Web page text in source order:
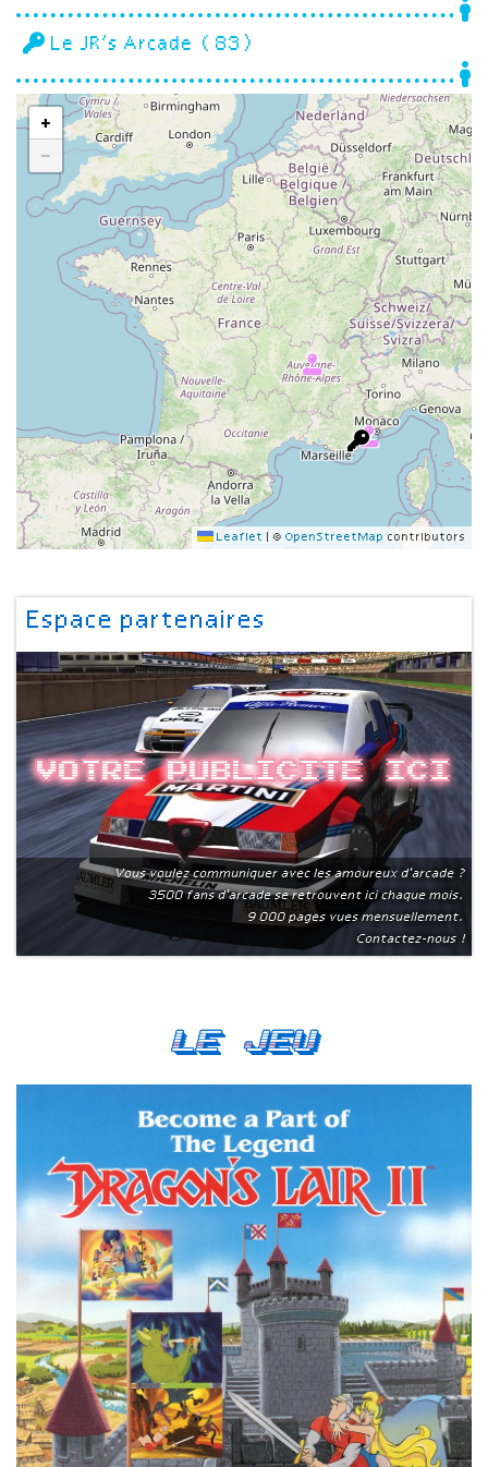
Le JR’s Arcade (83)
+
−
Leaflet © OpenStreetMap contributors
Espace partenaires
Votre publicite ici
Vous voulez communiquer avec les amoureux d'arcade ?
3500 fans d'arcade se retrouvent ici chaque mois.
9 000 pages vues mensuellement.
Contactez-nous !
Le Jeu